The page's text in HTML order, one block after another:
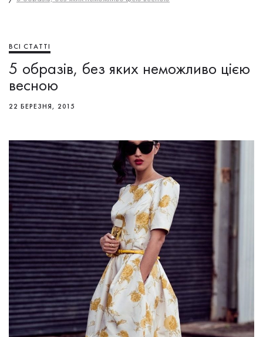
ВСІ СТАТТІ
5 образів, без яких неможливо цією
весною
22 БЕРЕЗНЯ, 2015